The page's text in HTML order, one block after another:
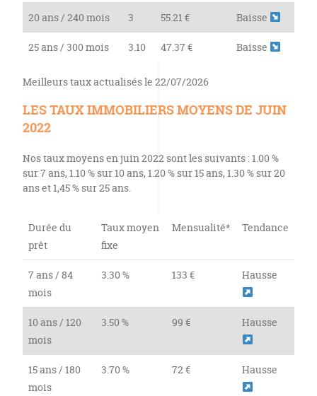
20 ans / 240 mois 3 55.21 € Baisse
25 ans / 300 mois 3.10 47.37 € Baisse
Meilleurs taux actualisés le 22/07/2026
LES TAUX IMMOBILIERS MOYENS DE JUIN
2022
Nos taux moyens en juin 2022 sont les suivants : 1.00 %
sur 7 ans, 1.10 % sur 10 ans, 1.20 % sur 15 ans, 1.30 % sur 20
ans et 1,45 % sur 25 ans.
Durée du
prêt
Taux moyen
fixe
Mensualité* Tendance
7 ans / 84
mois
3.30 % 133 € Hausse
10 ans / 120
mois
3.50 % 99 € Hausse
15 ans / 180
mois
3.70 % 72 € Hausse